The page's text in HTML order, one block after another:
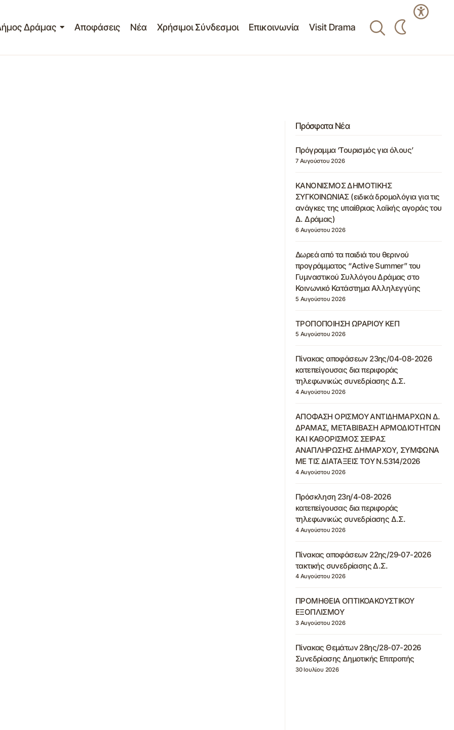
Δράμας Αποφάσεις Νέα Χρήσιμοι Σύνδεσμοι Επικοινωνία Visit Drama
Πρόσφατα Νέα
Πρόγραμμα ‘Τουρισμός για όλους’
7 Αυγούστου 2026
ΚΑΝΟΝΙΣΜΟΣ ΔΗΜΟΤΙΚΗΣ
ΣΥΓΚΟΙΝΩΝΙΑΣ (ειδικά δρομολόγια για τις
ανάγκες της υπαίθριας λαϊκής αγοράς του
Δ. Δράμας)
6 Αυγούστου 2026
Δωρεά από τα παιδιά του θερινού
προγράμματος “Active Summer” του
Γυμναστικού Συλλόγου Δράμας στο
Κοινωνικό Κατάστημα Αλληλεγγύης
5 Αυγούστου 2026
ΤΡΟΠΟΠΟΙΗΣΗ ΩΡΑΡΙΟΥ ΚΕΠ
5 Αυγούστου 2026
Πίνακας αποφάσεων 23ης/04-08-2026
κατεπείγουσας δια περιφοράς
τηλεφωνικώς συνεδρίασης Δ.Σ.
4 Αυγούστου 2026
ΑΠΟΦΑΣΗ ΟΡΙΣΜΟΥ ΑΝΤΙΔΗΜΑΡΧΩΝ Δ.
ΔΡΑΜΑΣ, ΜΕΤΑΒΙΒΑΣΗ ΑΡΜΟΔΙΟΤΗΤΩΝ
ΚΑΙ ΚΑΘΟΡΙΣΜΟΣ ΣΕΙΡΑΣ
ΑΝΑΠΛΗΡΩΣΗΣ ΔΗΜΑΡΧΟΥ, ΣΥΜΦΩΝΑ
ΜΕ ΤΙΣ ΔΙΑΤΑΞΕΙΣ ΤΟΥ Ν.5314/2026
4 Αυγούστου 2026
Πρόσκληση 23η/4-08-2026
κατεπείγουσας δια περιφοράς
τηλεφωνικώς συνεδρίασης Δ.Σ.
4 Αυγούστου 2026
Πίνακας αποφάσεων 22ης/29-07-2026
τακτικής συνεδρίασης Δ.Σ.
4 Αυγούστου 2026
ΠΡΟΜΗΘΕΙΑ ΟΠΤΙΚΟΑΚΟΥΣΤΙΚΟΥ
ΕΞΟΠΛΙΣΜΟΥ
3 Αυγούστου 2026
Πίνακας Θεμάτων 28ης/28-07-2026
Συνεδρίασης Δημοτικής Επιτροπής
30 Ιουλίου 2026